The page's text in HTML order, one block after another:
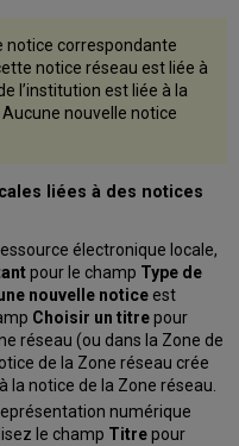
notice correspondante
notice réseau est liée à
l’institution est liée à la
nouvelle notice
liées à des notices
électronique locale,
pour le champ Type de
nouvelle noticeest
Choisir un titrepour
réseau (ou dans la Zone de
de la Zone réseau crée
notice de la Zone réseau.
numérique
le champ Titrepour